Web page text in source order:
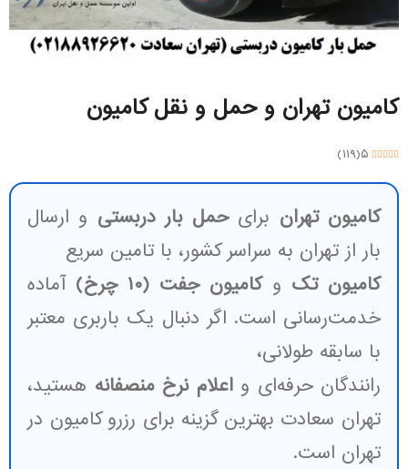
کامیون تهران و حمل و نقل کامیون
۵(۱۱۹)
کامیون تهران برایحمل بار دربستی و ارسال
بار از تهران به سراسر کشور، با تامین سریع
کامیون تک وکامیون جفت (۱۰ چرخ)
آماده
خدمت‌رسانی است. اگر دنبال یک باربری معتبر
با سابقه طولانی،
رانندگان حرفه‌ای واعلام نرخ منصفانه هستید،
تهران سعادت بهترین گزینه برای رزرو کامیون در
تهران است.